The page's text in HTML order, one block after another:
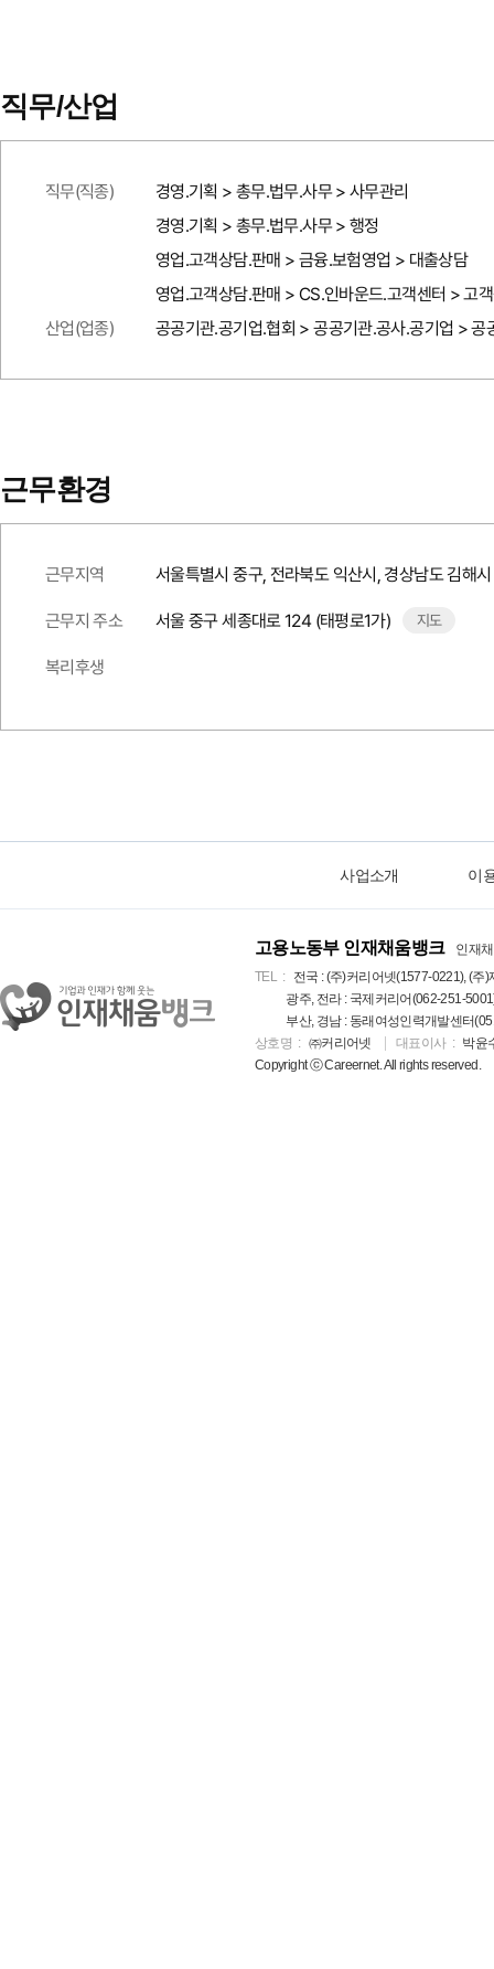
직무/산업
직무(직종)
경영.기획 > 총무.법무.사무 > 사무관리
경영.기획 > 총무.법무.사무 > 행정
영업.고객상담.판매 > 금융.보험영업 > 대출상담
영업.고객상담.판매 > CS.인바운드.고객센터 > 고
산업(업종)
공공기관.공기업.협회 > 공공기관.공사.공기업 > 공
근무환경
근무지역 서울특별시 중구, 전라북도 익산시, 경상남도 김해시
근무지 주소 서울 중구 세종대로 124 (태평로1가) 지도
복리후생
사업소개 이
고용노동부 인재채움뱅크
인재
TEL
전국 : (주)커리어넷(1577-0221), (
광주, 전라 : 국제커리어(062-251-
부산, 경남 : 동래여성인력개발센터
상호명
㈜커리어넷 대표이사
박윤
Copyright ⓒ Careernet. All rights reserved.